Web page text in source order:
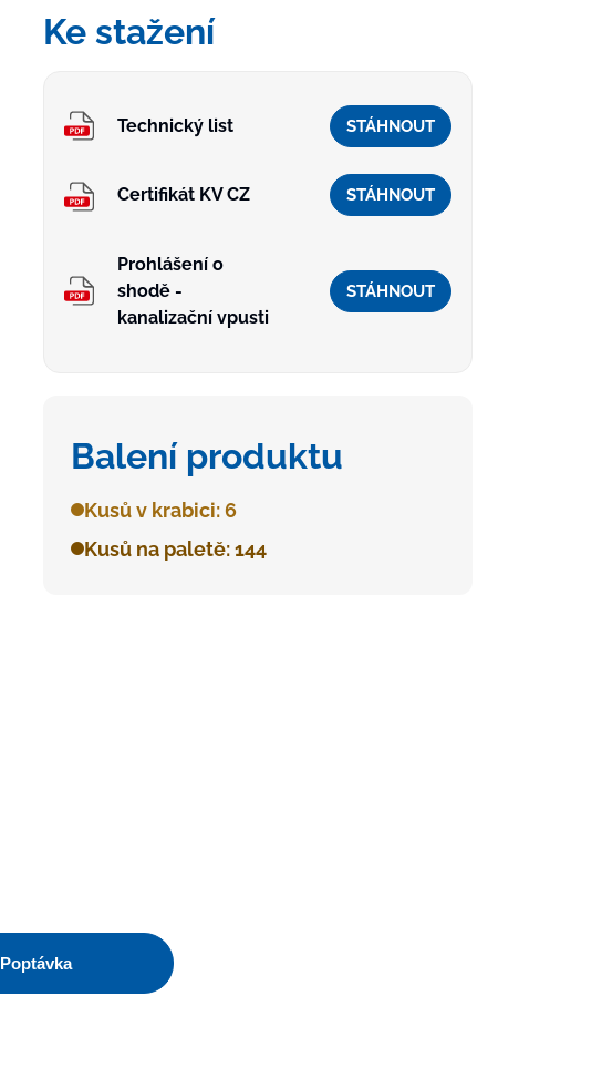
Ke stažení
Technický list STÁHNOUT
Certifikát KV CZ STÁHNOUT
Prohlášení o
shodě -
kanalizační vpusti
STÁHNOUT
Balení produktu
Kusů v krabici: 6
Kusů na paletě: 144
Poptávka